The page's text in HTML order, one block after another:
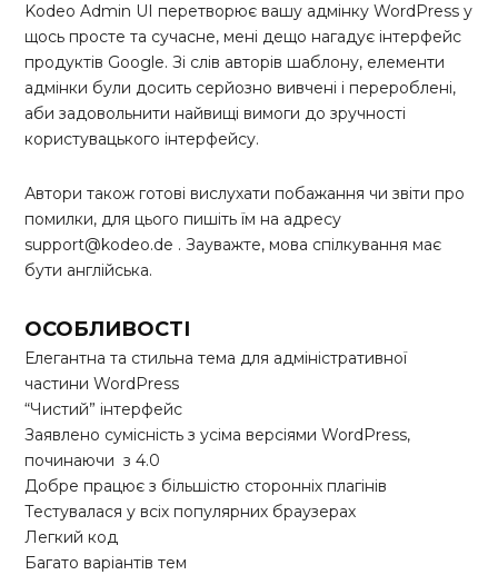
Kodeo Admin UI перетворює вашу адмінку WordPress у
щось просте та сучасне, мені дещо нагадує інтерфейс
продуктів Google. Зі слів авторів шаблону, елементи
адмінки були досить серйозно вивчені і перероблені,
аби задовольнити найвищі вимоги до зручності
користувацького інтерфейсу.
Автори також готові вислухати побажання чи звіти про
помилки, для цього пишіть їм на адресу
support@kodeo.de . Зауважте, мова спілкування має
бути англійська.
ОСОБЛИВОСТІ
Елегантна та стильна тема для адміністративної
частини WordPress
“Чистий” інтерфейс
Заявлено сумісність з усіма версіями WordPress,
починаючи з 4.0
Добре працює з більшістю сторонніх плагінів
Тестувалася у всіх популярних браузерах
Легкий код
Багато варіантів тем